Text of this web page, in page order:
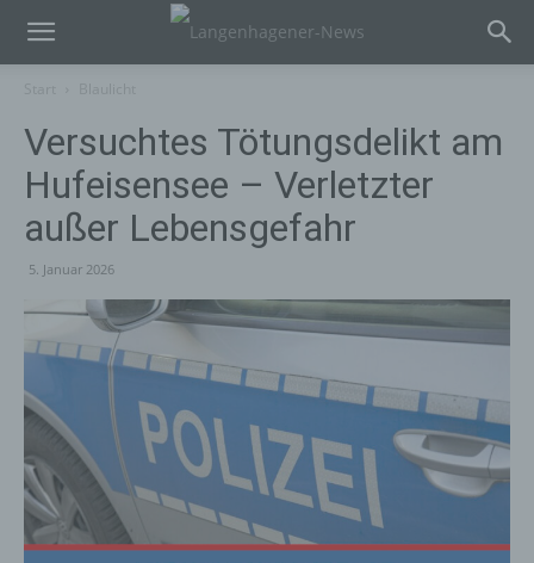
Versuchtes Tötungsdelikt am
Hufeisensee – Verletzter
außer Lebensgefahr
5. Januar 2026